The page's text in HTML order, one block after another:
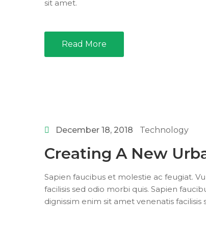
sit amet.
Read More
December 18, 2018 Technology
Creating A New
Sapien faucibus et molestie ac feugiat.
facilisis sed odio morbi quis. Sapien
dignissim enim sit amet venenatis